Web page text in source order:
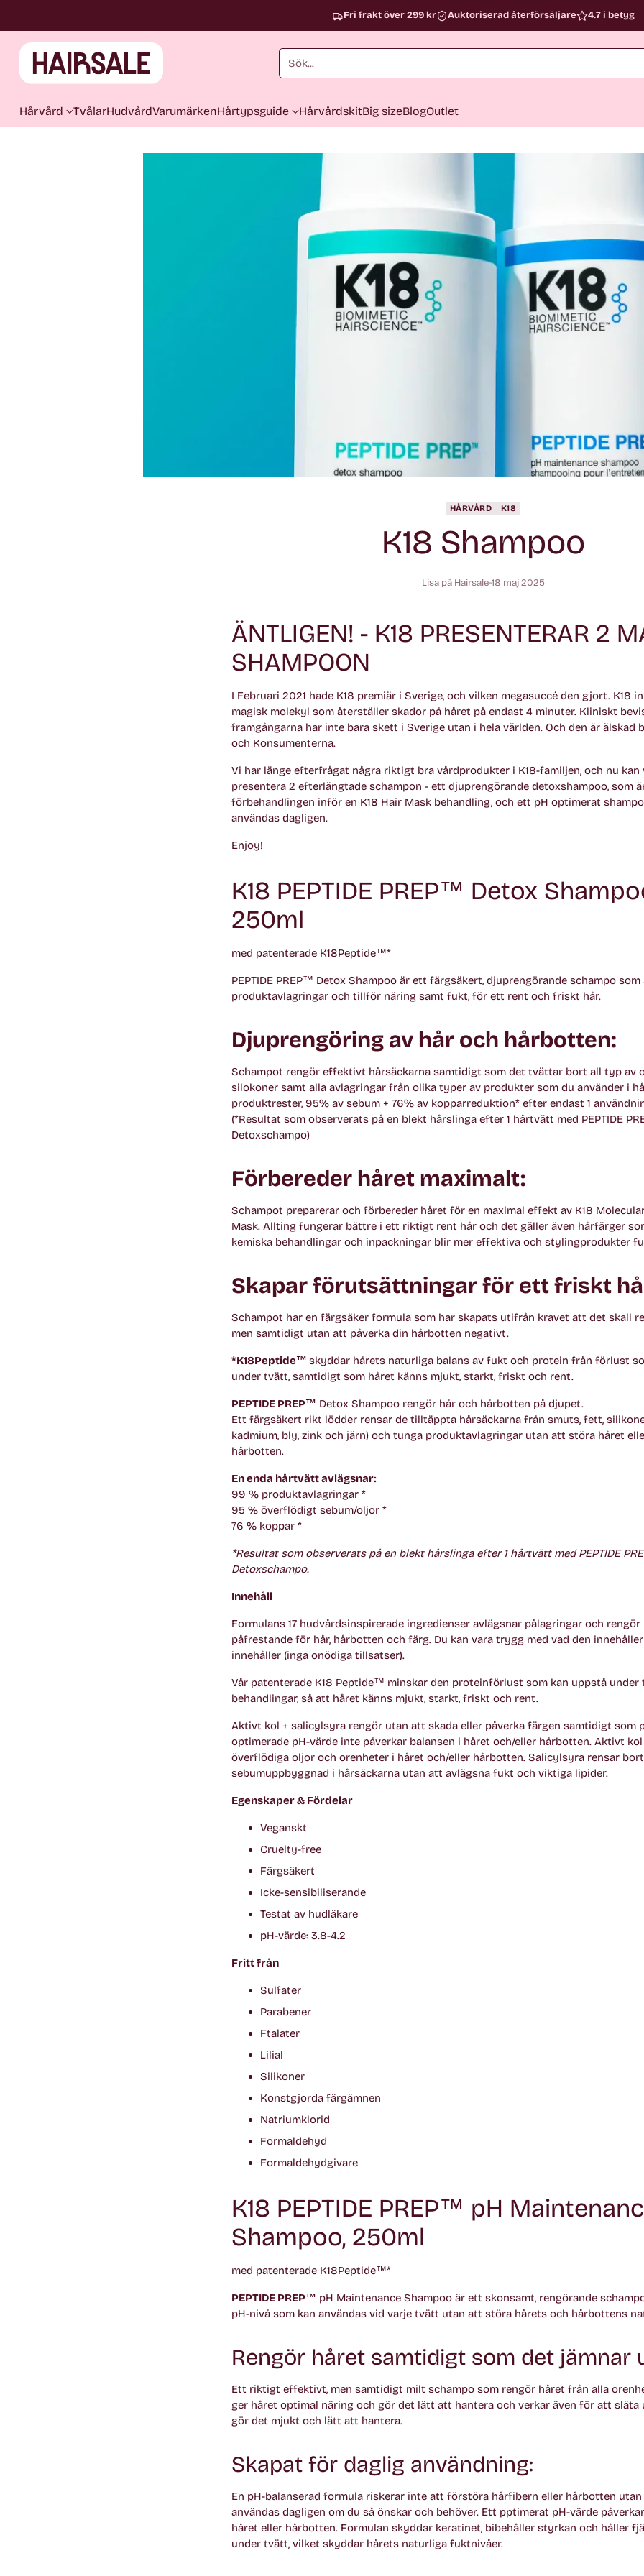
Sök...
Hårvård TvålarHudvårdVarumärkenHårtypsguide HårvårdskitBig sizeBlogOutlet
Fri frakt över 299 kr Auktoriserad återförsäljare 4.7 i betyg
HÅRVÅRD K18
K18 Shampoo
Lisa på Hairsale 18 maj 2025
ÄNTLIGEN! - K18 PRESENTERAR 2
SHAMPOON
I Februari 2021 hade K18 premiär i Sverige, och vilken megasuccé den gjort. K18
magisk molekyl som återställer skador på håret på endast 4 minuter. Kliniskt
framgångarna har inte bara skett i Sverige utan i hela världen. Och den är älskad
och Konsumenterna.
Vi har länge efterfrågat några riktigt bra vårdprodukter i K18-familjen, och nu kan
presentera 2 efterlängtade schampon - ett djuprengörande detoxshampoo, som
förbehandlingen inför en K18 Hair Mask behandling, och ett pH optimerat
användas dagligen.
Enjoy!
K18 PEPTIDE PREP™ Detox
250ml
med patenterade K18Peptide™*
PEPTIDE PREP™ Detox Shampoo är ett färgsäkert, djuprengörande schampo som
produktavlagringar och tillför näring samt fukt, för ett rent och friskt hår.
Djuprengöring av hår och hårbotten:
Schampot rengör effektivt hårsäckarna samtidigt som det tvättar bort all typ av
silokoner samt alla avlagringar från olika typer av produkter som du använder i
produktrester, 95% av sebum + 76% av kopparreduktion* efter endast 1
(*Resultat som observerats på en blekt hårslinga efter 1 hårtvätt med PEPTIDE
Detoxschampo)
Förbereder håret maximalt:
Schampot preparerar och förbereder håret för en maximal effekt av K18
Mask. Allting fungerar bättre i ett riktigt rent hår och det gäller även hårfärger
kemiska behandlingar och inpackningar blir mer effektiva och stylingprodukter
Skapar förutsättningar för ett friskt
Schampot har en färgsäker formula som har skapats utifrån kravet att det skall
men samtidigt utan att påverka din hårbotten negativt.
*K18Peptide™ skyddar hårets naturliga balans av fukt och protein från förlust
under tvätt, samtidigt som håret känns mjukt, starkt, friskt och rent.
PEPTIDE PREP™ Detox Shampoo rengör hår och hårbotten på djupet.
Ett färgsäkert rikt lödder rensar de tilltäppta hårsäckarna från smuts, fett,
kadmium, bly, zink och järn) och tunga produktavlagringar utan att störa håret
hårbotten.
En enda hårtvätt avlägsnar:
99 % produktavlagringar *
95 % överflödigt sebum/oljor *
76 % koppar *
*Resultat som observerats på en blekt hårslinga efter 1 hårtvätt med PEPTIDE
Detoxschampo.
Innehåll
Formulans 17 hudvårdsinspirerade ingredienser avlägsnar pålagringar och
påfrestande för hår, hårbotten och färg. Du kan vara trygg med vad den
innehåller (inga onödiga tillsatser).
Vår patenterade K18 Peptide™ minskar den proteinförlust som kan uppstå under
behandlingar, så att håret känns mjukt, starkt, friskt och rent.
Aktivt kol + salicylsyra rengör utan att skada eller påverka färgen samtidigt som
optimerade pH-värde inte påverkar balansen i håret och/eller hårbotten. Aktivt
överflödiga oljor och orenheter i håret och/eller hårbotten. Salicylsyra rensar bort
sebumuppbyggnad i hårsäckarna utan att avlägsna fukt och viktiga lipider.
Egenskaper & Fördelar
Veganskt
Cruelty-free
Färgsäkert
Icke-sensibiliserande
Testat av hudläkare
pH-värde: 3.8-4.2
Fritt från
Sulfater
Parabener
Ftalater
Lilial
Silikoner
Konstgjorda färgämnen
Natriumklorid
Formaldehyd
Formaldehydgivare
K18 PEPTIDE PREP™ pH
Shampoo, 250ml
med patenterade K18Peptide™*
PEPTIDE PREP™ pH Maintenance Shampoo är ett skonsamt, rengörande
pH-nivå som kan användas vid varje tvätt utan att störa hårets och hårbottens
Rengör håret samtidigt som det jämnar
Ett riktigt effektivt, men samtidigt milt schampo som rengör håret från alla
ger håret optimal näring och gör det lätt att hantera och verkar även för att
gör det mjukt och lätt att hantera.
Skapat för daglig användning:
En pH-balanserad formula riskerar inte att förstöra hårfibern eller hårbotten
användas dagligen om du så önskar och behöver. Ett pptimerat pH-värde
håret eller hårbotten. Formulan skyddar keratinet, bibehåller styrkan och håller
under tvätt, vilket skyddar hårets naturliga fuktnivåer.